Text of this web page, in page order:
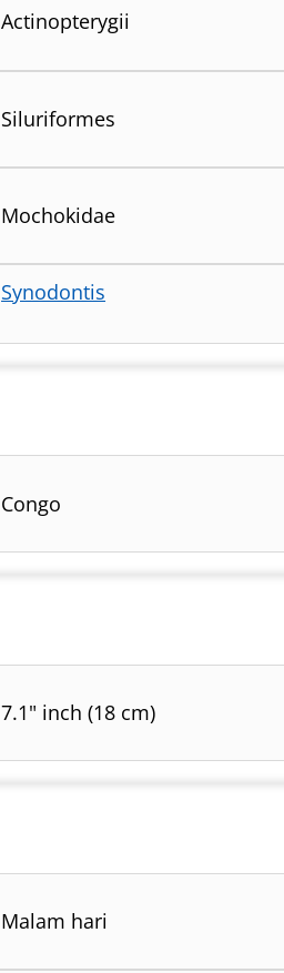
Actinopterygii
Siluriformes
Mochokidae
Synodontis
Congo
7.1" inch (18 cm)
Malam hari